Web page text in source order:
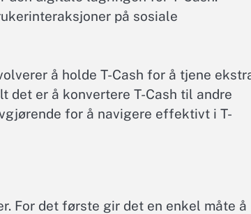
på sosiale
å holde T-Cash for å tjene
det er å konvertere T-Cash til andre
for å navigere effektivt i T-
For det første gir det en enkel måte å